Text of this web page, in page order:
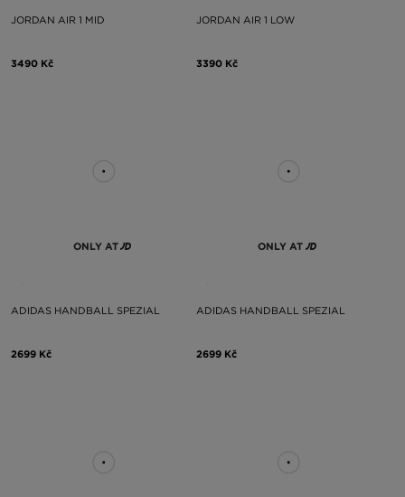
JORDAN AIR 1 MID
3490 Kč
JORDAN AIR 1 LOW
3390 Kč
ONLY AT
ADIDAS HANDBALL SPEZIAL
2699 Kč
ONLY AT
ADIDAS HANDBALL SPEZIAL
2699 Kč